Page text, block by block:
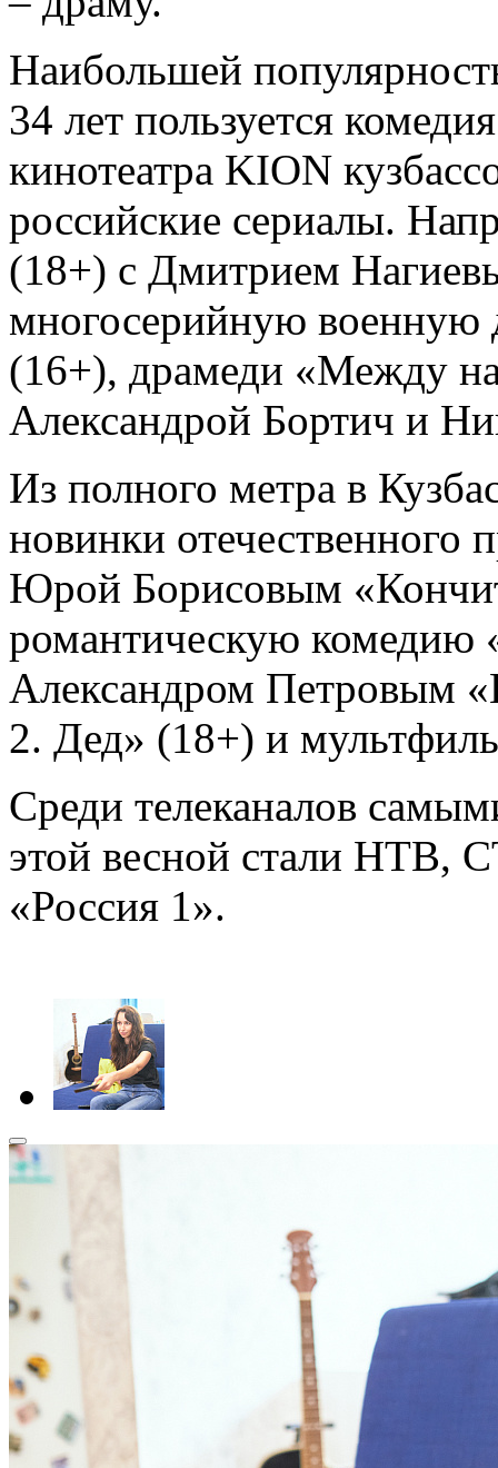
Наибольшей
34 лет пользуется
кинотеатра KION
российские сериалы.
(18+) с Дмитрием
многосерийную военную
(16+), драмеди «Между
Александрой Бортич и
Из полного метра в
новинки отечественного
Юрой Борисовым
романтическую комедию
Александром Петровым
2. Дед» (18+) и
Среди телеканалов
этой весной стали
«Россия 1».